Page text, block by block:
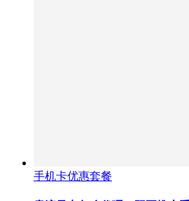
手机卡优惠套餐